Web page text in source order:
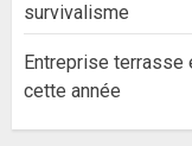
survivalisme
Entreprise terrasse
cette année